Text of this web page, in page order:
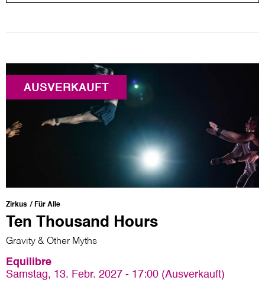
AUSVERKAUFT
Zirkus Für Alle
Ten Thousand Hours
Gravity & Other Myths
Equilibre
Samstag, 13. Febr. 2027 - 17:00 (Ausverkauft)